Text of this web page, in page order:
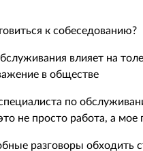
к собеседованию?
влияет на
в обществе
по
не просто работа, а мое
разговоры обходить